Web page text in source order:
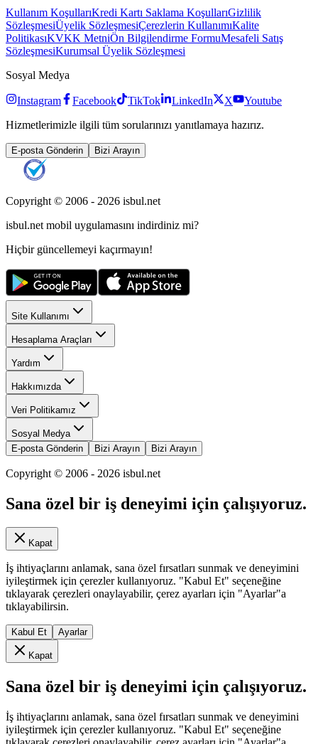
Kullanım KoşullarıKredi Kartı Saklama KoşullarıGizlilik
SözleşmesiÜyelik SözleşmesiÇerezlerin KullanımıKalite
PolitikasıKVKK MetniÖn Bilgilendirme FormuMesafeli Satış
SözleşmesiKurumsal Üyelik Sözleşmesi
Sosyal Medya
Instagram Facebook TikTok LinkedIn X
Youtube
Hizmetlerimizle ilgili tüm sorularınızı yanıtlamaya hazırız.
E-posta Gönderin Bizi Arayın
Copyright © 2006 - 2026 isbul.net
isbul.net mobil uygulamasını indirdiniz mi?
Hiçbir güncellemeyi kaçırmayın!
Site Kullanımı
Hesaplama Araçları
Yardım
Hakkımızda
Veri Politikamız
Sosyal Medya
E-posta Gönderin
Bizi Arayın Bizi Arayın
Copyright © 2006 - 2026 isbul.net
Sana özel bir iş deneyimi için çalışıyoruz.
Kapat
İş ihtiyaçlarını anlamak, sana özel fırsatları sunmak ve deneyimini
iyileştirmek için çerezler kullanıyoruz. "Kabul Et" seçeneğine
tıklayarak çerezleri onaylayabilir, çerez ayarları için "Ayarlar"a
tıklayabilirsin.
Kabul Et Ayarlar
Kapat
Sana özel bir iş deneyimi için çalışıyoruz.
İş ihtiyaçlarını anlamak, sana özel fırsatları sunmak ve deneyimini
iyileştirmek için çerezler kullanıyoruz. "Kabul Et" seçeneğine